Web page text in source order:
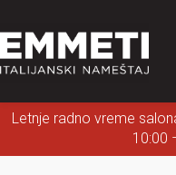
Letnje radno vreme
10:00